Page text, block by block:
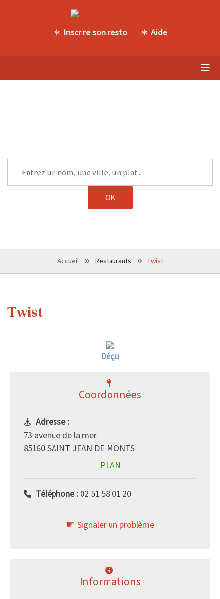
Inscrire son resto Aide
Accueil Restaurants Twist
Twist
Déçu
Coordonnées
Adresse :
73 avenue de la mer
85160 SAINT JEAN DE MONTS
PLAN
Téléphone : 02 51 58 01 20
Signaler un problème
Informations